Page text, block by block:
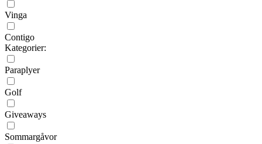
Vinga
Contigo
Kategorier:
Paraplyer
Golf
Giveaways
Sommargåvor